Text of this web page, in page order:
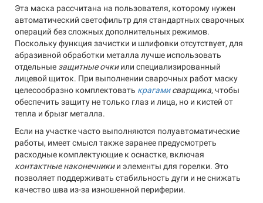
Эта маска рассчитана на пользователя, которому нужен
автоматический светофильтр для стандартных сварочных
операций без сложных дополнительных режимов.
Поскольку функция зачистки и шлифовки отсутствует, для
абразивной обработки металла лучше использовать
отдельные защитные очкиили специализированный
лицевой щиток. При выполнении сварочных работ маску
целесообразно комплектовать крагамисварщика, чтобы
обеспечить защиту не только глаз и лица, но и кистей от
тепла и брызг металла.
Если на участке часто выполняются полуавтоматические
работы, имеет смысл также заранее предусмотреть
расходные комплектующие к оснастке, включая
контактные наконечникии элементы для горелки. Это
позволяет поддерживать стабильность дуги и не снижать
качество шва из-за изношенной периферии.